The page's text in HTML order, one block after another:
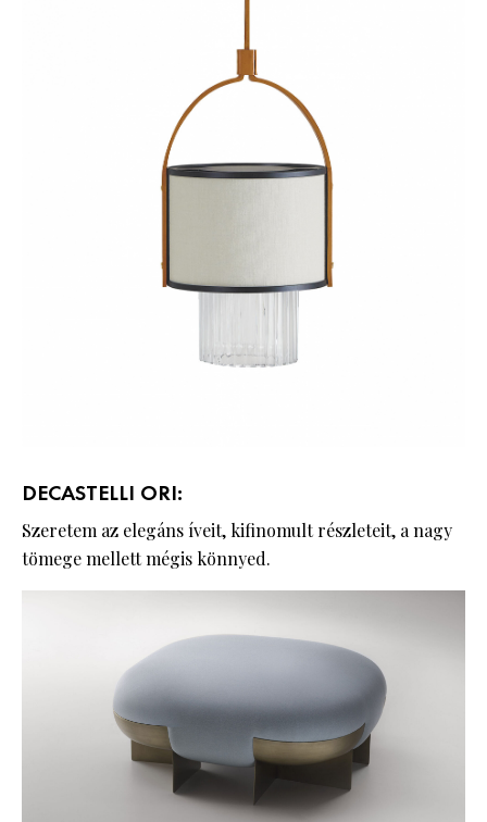
DECASTELLI ORI:
Szeretem az elegáns íveit, kifinomult részleteit, a nagy
tömege mellett mégis könnyed.